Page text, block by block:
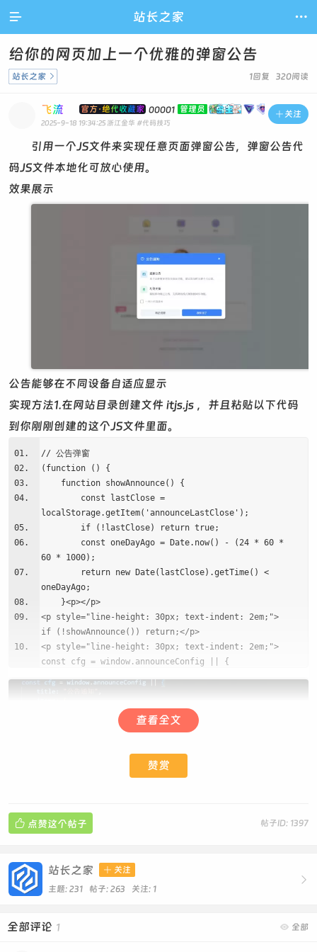
 站长之家 
给你的网页加上一个优雅的弹窗公告
1回复 320阅读
站长之家 
 关注
飞流 官方·绝代收藏家 00001 管理员
2025-9-18 19:34:25 浙江金华 #代码技巧
引用一个JS文件来实现任意页面弹窗公告，弹窗公告代
码JS文件本地化可放心使用。
效果展示
公告能够在不同设备自适应显示
实现方法1.在网站目录创建文件 itjs.js ，并且粘贴以下代码
到你刚刚创建的这个JS文件里面。
// 公告弹窗
(function () {
function showAnnounce() {
const lastClose =
localStorage.getItem('announceLastClose');
if (!lastClose) return true;
const oneDayAgo = Date.now() - (24 * 60 *
60 * 1000);
return new Date(lastClose).getTime() <
oneDayAgo;
}<p></p>
<p style="line-height: 30px; text-indent: 2em;">
if (!showAnnounce()) return;</p>
<p style="line-height: 30px; text-indent: 2em;">
const cfg = window.announceConfig || {
items: [
icon: "news",
icon: "update",
title: "功能更新",
}
],
okText: "我知道了",
这里的文本按照你的需求进行更改，其中 icon 为图标名称，
2.在需要弹窗公告的页面加上以下代码即可实现弹窗公告功
查看全文
赞赏
帖子ID: 1397
 点赞这个帖子

站长之家  关注
主题: 231 帖子: 263 关注: 1
 全部
全部评论 1